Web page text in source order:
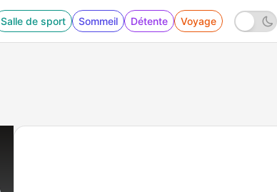
Salle de sport Sommeil Détente Voyage